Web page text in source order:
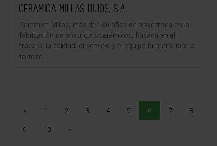
CERAMICA MILLAS HIJOS, S.A.
Ceramica Millas, más de 100 años de trayectoria en la
fabricación de productos cerámicos, basada en el
trabajo, la calidad, el servicio y el equipo humano que la
forman.
« 1 2 3 4 5 6 7 8
9 10 »